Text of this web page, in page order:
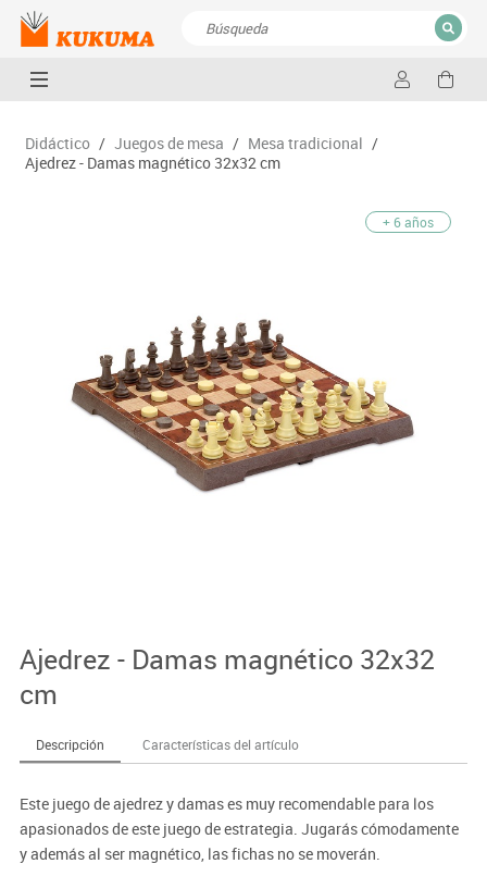
CERRAR
Didáctico / Juegos de mesa / Mesa tradicional /
Ajedrez - Damas magnético 32x32 cm
+ 6 años
Ajedrez - Damas magnético 32x32
cm
Descripción Características del artículo
Este juego de ajedrez y damas es muy recomendable para los
apasionados de este juego de estrategia. Jugarás cómodamente
y además al ser magnético, las fichas no se moverán.